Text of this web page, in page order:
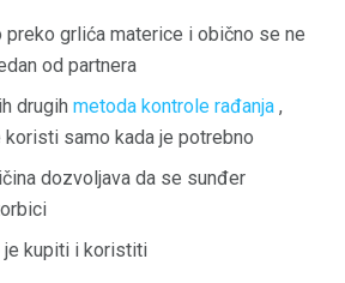
preko grlića materice i obično se ne
od partnera
drugih metoda kontrole rađanja ,
koristi samo kada je potrebno
dozvoljava da se sunđer
je kupiti i koristiti